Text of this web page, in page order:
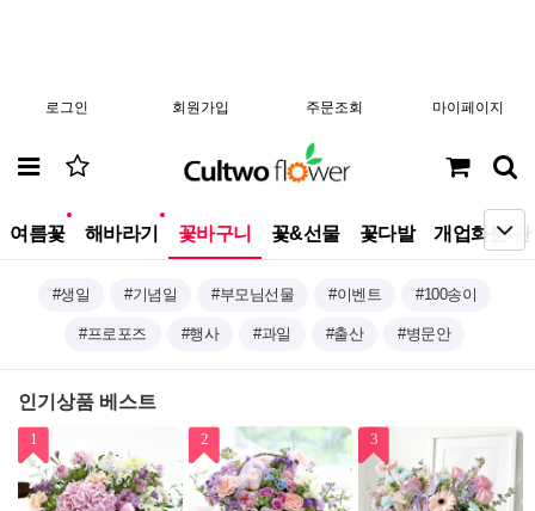
로그인 회원가입 주문조회 마이페이지
여름꽃 해바라기 꽃바구니 꽃&선물 꽃다발 개업화분/
#생일 #기념일 #부모님선물 #이벤트 #100송이
#프로포즈 #행사 #과일 #출산 #병문안
인기상품 베스트
1 2 3